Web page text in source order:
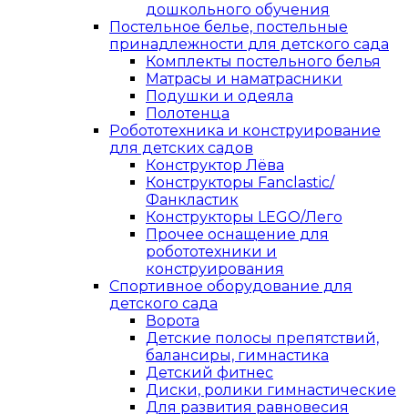
дошкольного обучения
Постельное белье, постельные
принадлежности для детского сада
Комплекты постельного белья
Матрасы и наматрасники
Подушки и одеяла
Полотенца
Робототехника и конструирование
для детских садов
Конструктор Лёва
Конструкторы Fanclastic/
Фанкластик
Конструкторы LEGO/Лего
Прочее оснащение для
робототехники и
конструирования
Спортивное оборудование для
детского сада
Ворота
Детские полосы препятствий,
балансиры, гимнастика
Детский фитнес
Диски, ролики гимнастические
Для развития равновесия